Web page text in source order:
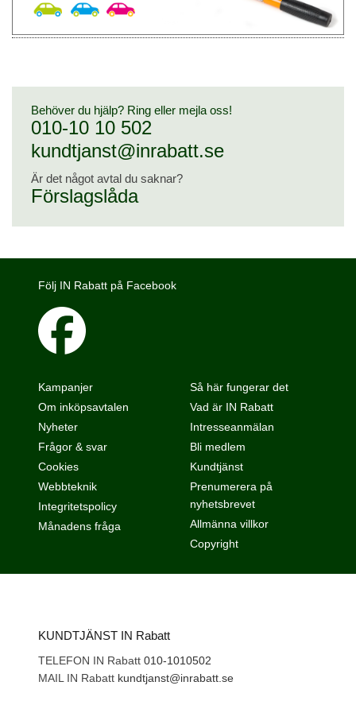
Behöver du hjälp? Ring eller mejla oss!
010-10 10 502
kundtjanst@inrabatt.se
Är det något avtal du saknar?
Förslagslåda
Följ IN Rabatt på Facebook
Kampanjer
Om inköpsavtalen
Nyheter
Frågor & svar
Så här fungerar det
Vad är IN Rabatt
Intresseanmälan
Bli medlem
Cookies
Webbteknik
Integritetspolicy
Månadens fråga
Kundtjänst
Prenumerera på
nyhetsbrevet
Allmänna villkor
Copyright
KUNDTJÄNST IN Rabatt
TELEFON IN Rabatt 010-1010502
MAIL IN Rabatt kundtjanst@inrabatt.se